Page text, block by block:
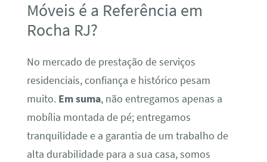
Móveis é a Referência em
Rocha RJ?
No mercado de prestação de serviços
residenciais, confiança e histórico pesam
muito. Em suma, não entregamos apenas a
mobília montada de pé; entregamos
tranquilidade e a garantia de um trabalho de
alta durabilidade para a sua casa, somos